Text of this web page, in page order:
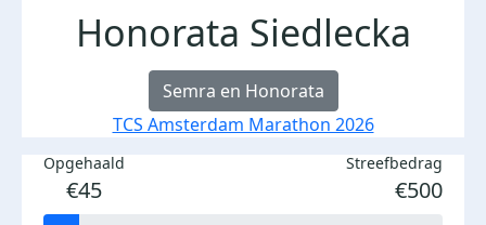
Honorata Siedlecka
Semra en Honorata
TCS Amsterdam Marathon 2026
Opgehaald
€45
Streefbedrag
€500